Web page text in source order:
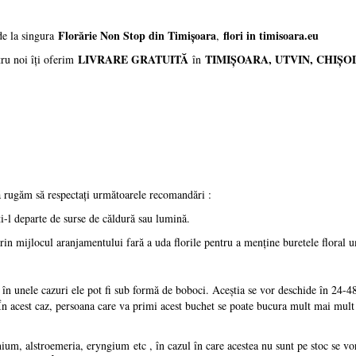
la singura Florărie Non Stop din Timișoara, flori in timisoara.eu
noi îți oferim LIVRARE GRATUITĂ în TIMIȘOARA, UTVIN,
să respectați următoarele recomandări :
departe de surse de căldură sau lumină.
mijlocul aranjamentului fară a uda florile pentru a menține buretele floral
unele cazuri ele pot fi sub formă de boboci. Aceștia se vor deschide în 24-
caz, persoana care va primi acest buchet se poate bucura mult mai
alstroemeria, eryngium etc , în cazul în care acestea nu sunt pe stoc se